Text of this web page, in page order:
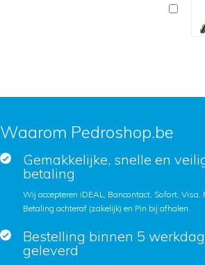
Waarom Pedroshop.be
Gemakkelijke, snelle en
betaling
Wij accepteren iDEAL, Bancontact, Sofort, Visa,
Betaling achteraf (zakelijk) en Pin bij afhalen.
Bestelling binnen 5
geleverd